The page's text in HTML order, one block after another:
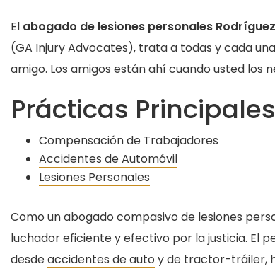
El abogado de lesiones personales Rodríguez
(GA Injury Advocates), trata a todas y cada
amigo. Los amigos están ahí cuando usted los
Prácticas Principales
Compensación de Trabajadores
Accidentes de Automóvil
Lesiones Personales
Como un abogado compasivo de lesiones
luchador eficiente y efectivo por la justicia. El
desdeaccidentes de auto y de tractor-tráiler,